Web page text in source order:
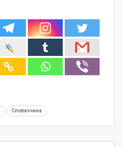
Словаччина